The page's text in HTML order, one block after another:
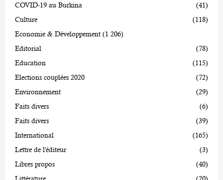
COVID-19 au Burkina
(41)
Culture
(118)
Economie & Développement (1 206)
Editorial
(78)
Education
(115)
Elections couplées 2020
(72)
Environnement
(29)
Faits divers
(6)
Faits divers
(39)
International
(165)
Lettre de l'éditeur
(3)
Libres propos
(40)